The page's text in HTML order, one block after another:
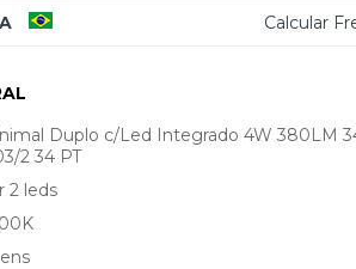
Calcular
Duplo c/Led Integrado 4W 380LM
2 34 PT
2 leds